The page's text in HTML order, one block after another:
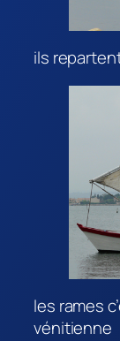
ils
les rames
vénitienne